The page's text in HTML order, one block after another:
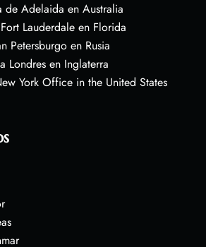
Adelaida en Australia
Lauderdale en Florida
Petersburgo en Rusia
Londres en Inglaterra
York Office in the United States